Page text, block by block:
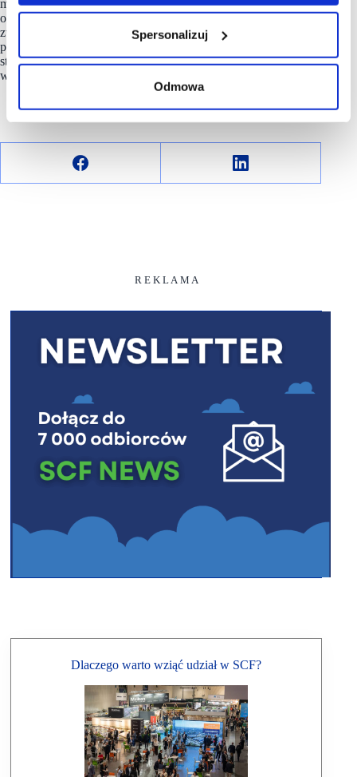
Spersonalizuj
Odmowa
m.in. poprzez wykorzystanie fotowoltaiki, pomp ciepła
oraz pooling opakowań zwrotnych. W trosce o dobrostan
zwierząt sieć wycofała jaja klatkowe ze sprzedaży. Netto
podejmuje również aktywne działania na rzecz ograniczania
strat żywności, m.in. poprzez akcję „Nie marnuję i zyskuję”,
włączając klientów w proces niemarnowania.
R E K L A M A
Dlaczego warto wziąć udział w SCF?